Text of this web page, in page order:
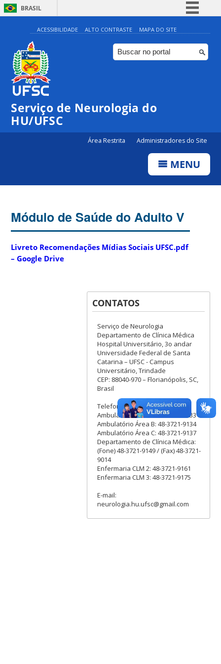
BRASIL
Simplifique!
Comunica BR
Participe
Canais
ACESSIBILIDADE ALTO CONTRASTE MAPA DO SITE
Serviço de Neurologia do
HU/UFSC
Área Restrita Administradores do Site
MENU
Módulo de Saúde do Adulto V
Livreto Recomendações Mídias Sociais UFSC.pdf
– Google Drive
CONTATOS
Serviço de Neurologia
Departamento de Clínica Médica
Hospital Universitário, 3o andar
Universidade Federal de Santa
Catarina – UFSC - Campus
Universitário, Trindade
CEP: 88040-970 – Florianópolis, SC,
Brasil
Telefones:
Ambulatório Área A: 48-3721-9133
Ambulatório Área B: 48-3721-9134
Ambulatório Área C: 48-3721-9137
Departamento de Clínica Médica:
(Fone) 48-3721-9149 / (Fax) 48-3721-
9014
Enfermaria CLM 2: 48-3721-9161
Enfermaria CLM 3: 48-3721-9175
E-mail:
neurologia.hu.ufsc@gmail.com